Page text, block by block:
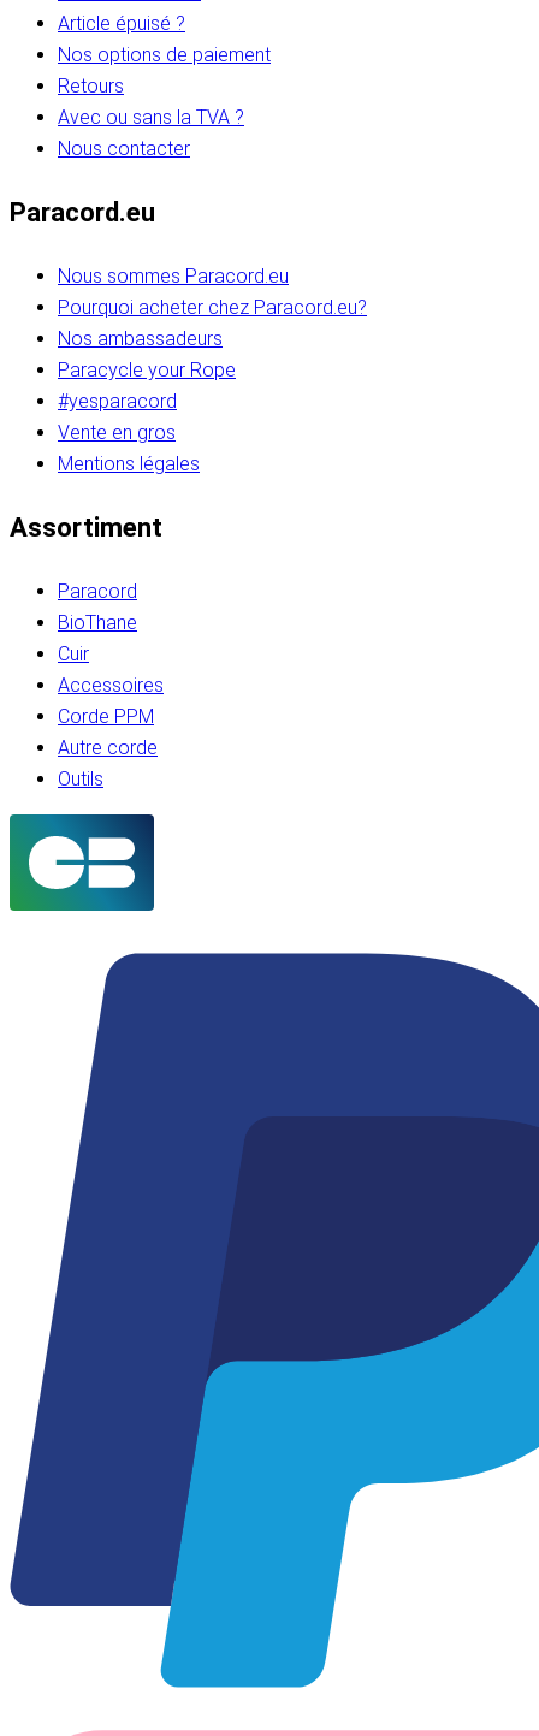
Article épuisé ?
Nos options de paiement
Retours
Avec ou sans la TVA ?
Nous contacter
Paracord.eu
Nous sommes Paracord.eu
Pourquoi acheter chez Paracord.eu?
Nos ambassadeurs
Paracycle your Rope
#yesparacord
Vente en gros
Mentions légales
Assortiment
Paracord
BioThane
Cuir
Accessoires
Corde PPM
Autre corde
Outils